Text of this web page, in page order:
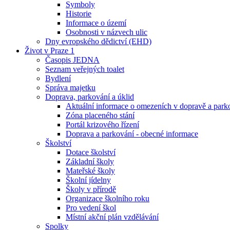
Symboly
Historie
Informace o území
Osobnosti v názvech ulic
Dny evropského dědictví (EHD)
Život v Praze 1
Časopis JEDNA
Seznam veřejných toalet
Bydlení
Správa majetku
Doprava, parkování a úklid
Aktuální informace o omezeních v dopravě a
Zóna placeného stání
Portál krizového řízení
Doprava a parkování - obecné informace
Školství
Dotace školství
Základní školy
Mateřské školy
Školní jídelny
Školy v přírodě
Organizace školního roku
Pro vedení škol
Místní akční plán vzdělávání
Spolky